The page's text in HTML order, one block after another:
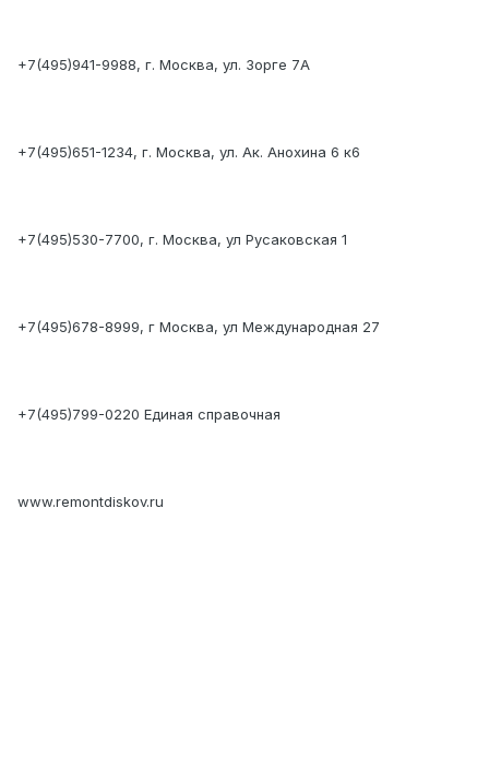
+7(495)941-9988, г. Москва, ул. Зорге 7А
+7(495)651-1234, г. Москва, ул. Ак. Анохина 6 к6
+7(495)530-7700, г. Москва, ул Русаковская 1
+7(495)678-8999, г Москва, ул Международная 27
+7(495)799-0220 Единая справочная
www.remontdiskov.ru